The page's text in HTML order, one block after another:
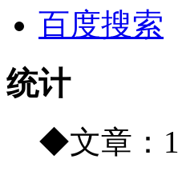
百度搜索
统计
◆文章：